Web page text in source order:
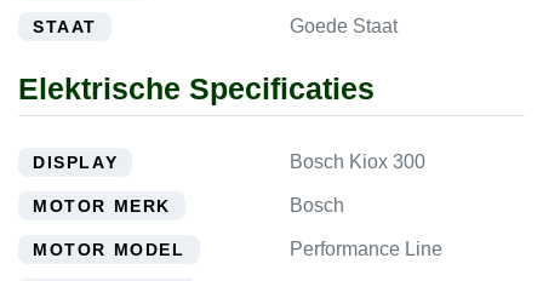
STAAT Goede Staat
Elektrische Specificaties
DISPLAY Bosch Kiox 300
MOTOR MERK Bosch
MOTOR MODEL Performance Line